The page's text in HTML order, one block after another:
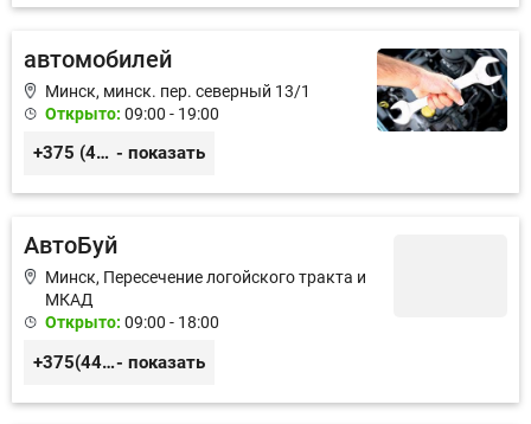
автомобилей
Минск, минск. пер. северный 13/1
Открыто: 09:00 - 19:00
+375 (44) 738-40-72 - показать
АвтоБуй
Минск, Пересечение логойского тракта и
МКАД
Открыто: 09:00 - 18:00
+375(44) 551-00-00, +375(17) 237-99-99 СТО- показать